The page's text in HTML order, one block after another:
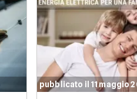
pubblicato il 11 maggio